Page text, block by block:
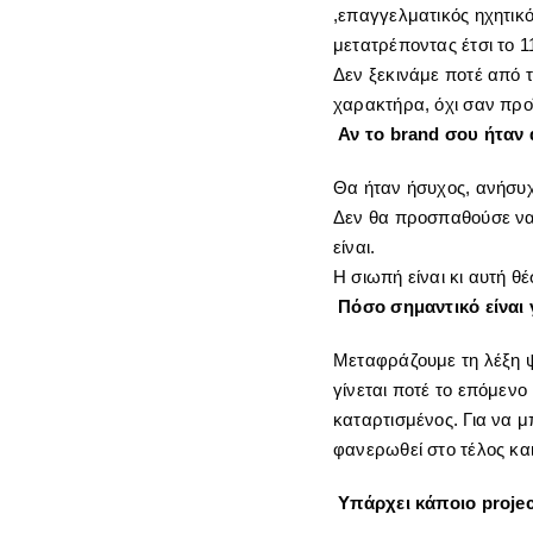
,επαγγελματικός
μετατρέποντας έτσι το
Δεν ξεκινάμε ποτέ από
χαρακτήρα, όχι σαν
Αν το brand σου
Θα ήταν ήσυχος,
Δεν θα προσπαθούσε να
είναι.
Η σιωπή είναι κι αυτή
Πόσο σημαντικό
Μεταφράζουμε τη λέξη
γίνεται ποτέ το
καταρτισμένος. Για να
φανερωθεί στο τέλος
Υπάρχει κάποιο